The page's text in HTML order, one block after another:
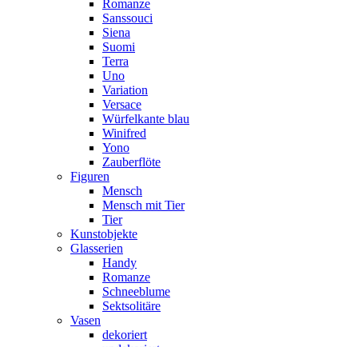
Romanze
Sanssouci
Siena
Suomi
Terra
Uno
Variation
Versace
Würfelkante blau
Winifred
Yono
Zauberflöte
Figuren
Mensch
Mensch mit Tier
Tier
Kunstobjekte
Glasserien
Handy
Romanze
Schneeblume
Sektsolitäre
Vasen
dekoriert